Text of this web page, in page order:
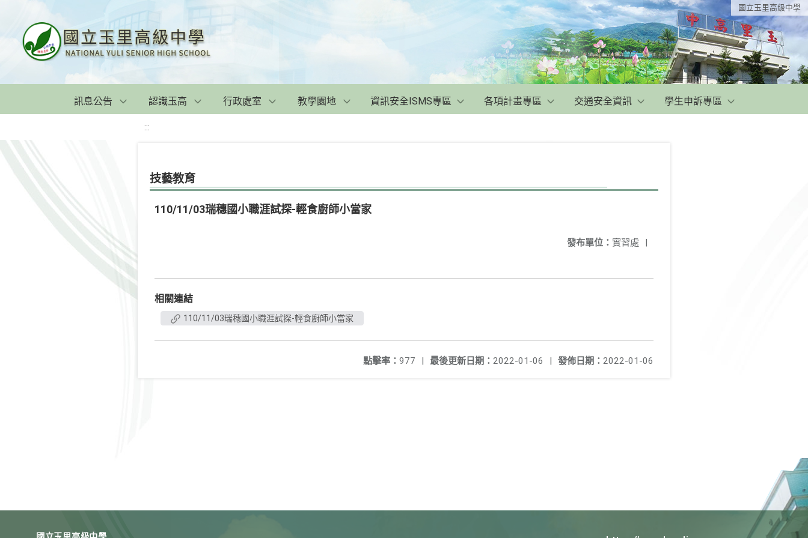
國立玉里高級中學
訊息公告 認識玉高 行政處室 教學園地 資訊安全ISMS專區 各項計畫專區 交通安全資訊 學生申訴專區
:::
技藝教育
110/11/03瑞穗國小職涯試探-輕食廚師小當家
發布單位： 實習處 |
相關連結
110/11/03瑞穗國小職涯試探-輕食廚師小當家
發佈日期： 2022-01-06
最後更新日期： 2022-01-06 |
點擊率： 977 |